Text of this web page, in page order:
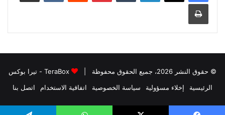
طباعة
© حقوق النشر 2026، جميع الحقوق محفوظة |
TeraBox - تيرا بوكس
الرئيسية
إخلاء مسؤولية سياسة الخصوصية اتفاقية الاستخدام اتصل بنا